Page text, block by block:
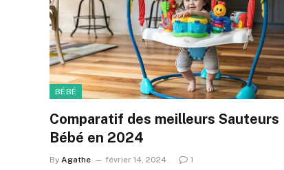
BÉBÉ
Comparatif des meilleurs Sauteurs
Bébé en 2024
By Agathe février 14, 2024 1